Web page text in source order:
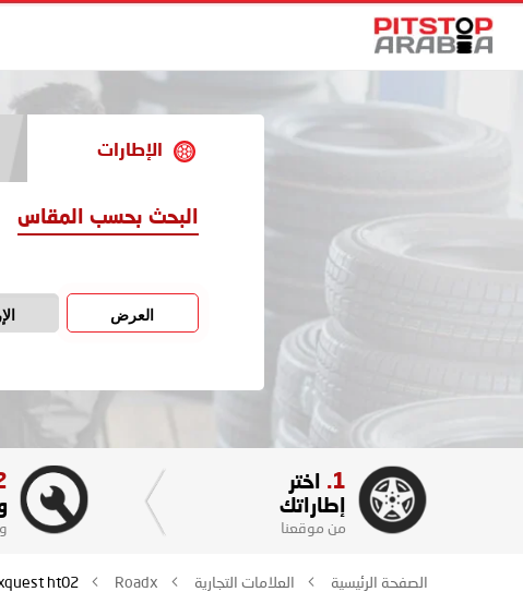
الإطارات
البحث بحسب المقاس
العرض
1.
اختر
إطاراتك
من موقعنا
الصفحة الرئيسية العلامات التجارية Roadx
ht02